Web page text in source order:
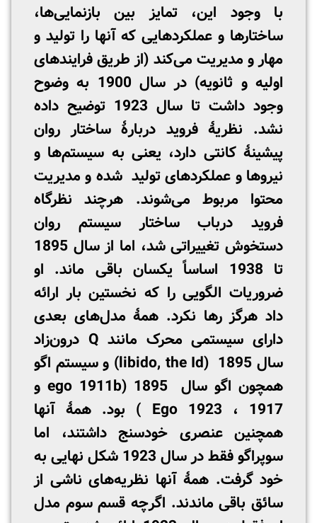
با وجود این، تمایز بین بازنمایی‌ها،
ساختارها و عملکردهایی که آنها را تولید و
مهار و مدیریت می‌کند (از طریق فرایندهای
اولیه و ثانویه) در سال 1900 به وضوح
وجود داشت تا سال 1923 توضیح داده
نشد. نظریۀ فروید دربارۀ ساختار روان
پیشینۀ کانتی دارد، یعنی به سیستم‌ها و
نیروها و عملکردهای تولید شده و مدیریت
محتوا مربوط می‌شوند. هرچند نظرگاه
فروید درباب ساختار سیستم روان
دستخوش تغییراتی شد، اما از سال 1895
تا 1938 اساساً یکسان باقی ماند. او
ضروریات الگویی را که نخستین بار ارائه
داد هرگز رها نکرد. همۀ مدل‌های بعدی
دارای سیستمی محرک مانند Q درون‌زاد
سال 1895 (libido, the Id) و سیستم اگو
همچون اگو سال 1895 (ego 1911b و
1917 ، Ego 1923 ) بود. همۀ آنها
همچنین عنصری خودسنج داشتند، اما
سوپراگو فقط در سال 1923 شکل نهایی به
خود گرفت. همۀ آنها نظریه‌های ناشی از
سائق باقی ماندند. اگرچه قسم سوم مدل